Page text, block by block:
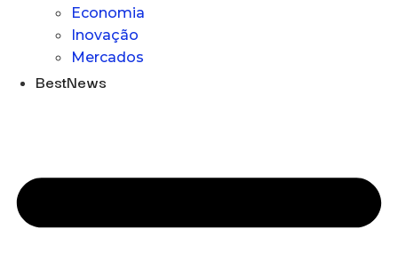
Economia
Inovação
Mercados
BestNews